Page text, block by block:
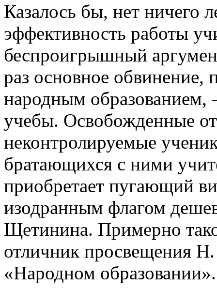
Казалось бы, нет ничего
эффективность работы
беспроигрышный
раз основное
народным образованием,
учебы. Освобожденные
неконтролируемые
братающихся с ними
приобретает пугающий
изодранным флагом
Щетинина. Примерно
отличник просвещения
«Народном образовании».